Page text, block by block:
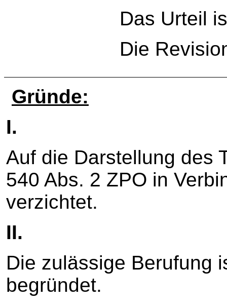
Das Urteil
Die
Gründe:
I.
Auf die Darstellung des
540 Abs. 2 ZPO in
verzichtet.
II.
Die zulässige Berufung
begründet.